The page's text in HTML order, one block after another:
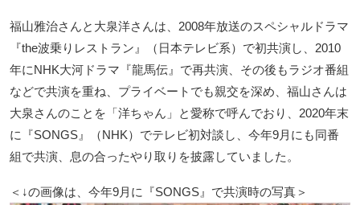
福山雅治さんと大泉洋さんは、2008年放送のスペシャルドラマ
『the波乗りレストラン』（日本テレビ系）で初共演し、2010
年にNHK大河ドラマ『龍馬伝』で再共演、その後もラジオ番組
などで共演を重ね、プライベートでも親交を深め、福山さんは
大泉さんのことを「洋ちゃん」と愛称で呼んでおり、2020年末
に『SONGS』（NHK）でテレビ初対談し、今年9月にも同番
組で共演、息の合ったやり取りを披露していました。
＜↓の画像は、今年9月に『SONGS』で共演時の写真＞